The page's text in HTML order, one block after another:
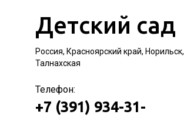
Детский сад
Россия, Красноярский край, Норильск,
Талнахская
Телефон:
+7 (391) 934-31-